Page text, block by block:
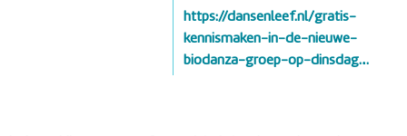
https://dansenleef.nl/gratis-
kennismaken-in-de-nieuwe-
biodanza-groep-op-dinsdag…